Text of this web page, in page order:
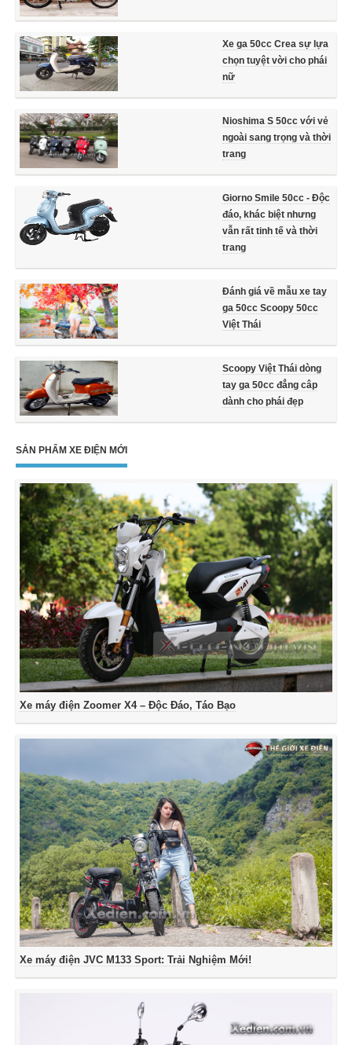
Xe ga 50cc Crea sự lựa
chọn tuyệt vời cho phái
nữ
Nioshima S 50cc với vẻ
ngoài sang trọng và thời
trang
Giorno Smile 50cc - Độc
đáo, khác biệt nhưng
vẫn rất tinh tế và thời
trang
Đánh giá về mẫu xe tay
ga 50cc Scoopy 50cc
Việt Thái
Scoopy Việt Thái dòng
tay ga 50cc đẳng câp
dành cho phái đẹp
SẢN PHẨM XE ĐIỆN MỚI
Xe máy điện Zoomer X4 – Độc Đáo, Táo Bạo
Xe máy điện JVC M133 Sport: Trải Nghiệm Mới!